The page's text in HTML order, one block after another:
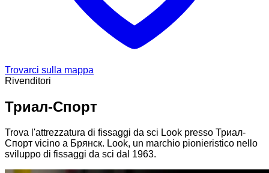
Trovarci sulla mappa
Rivenditori
Триал-Спорт
Trova l'attrezzatura di fissaggi da sci Look presso Триал-
Спорт vicino a Брянск. Look, un marchio pionieristico nello
sviluppo di fissaggi da sci dal 1963.